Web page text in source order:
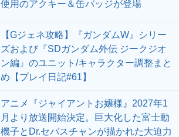
使用のアクキー＆缶バッジが登場
【Gジェネ攻略】『ガンダムW』シリー
ズおよび『SDガンダム外伝 ジークジオ
ン編』のユニット/キャラクター調整まと
め【プレイ日記#61】
アニメ『ジャイアントお嬢様』2027年1
月より放送開始決定。巨大化した富士動
機子とDr.セバスチャンが描かれた大迫力